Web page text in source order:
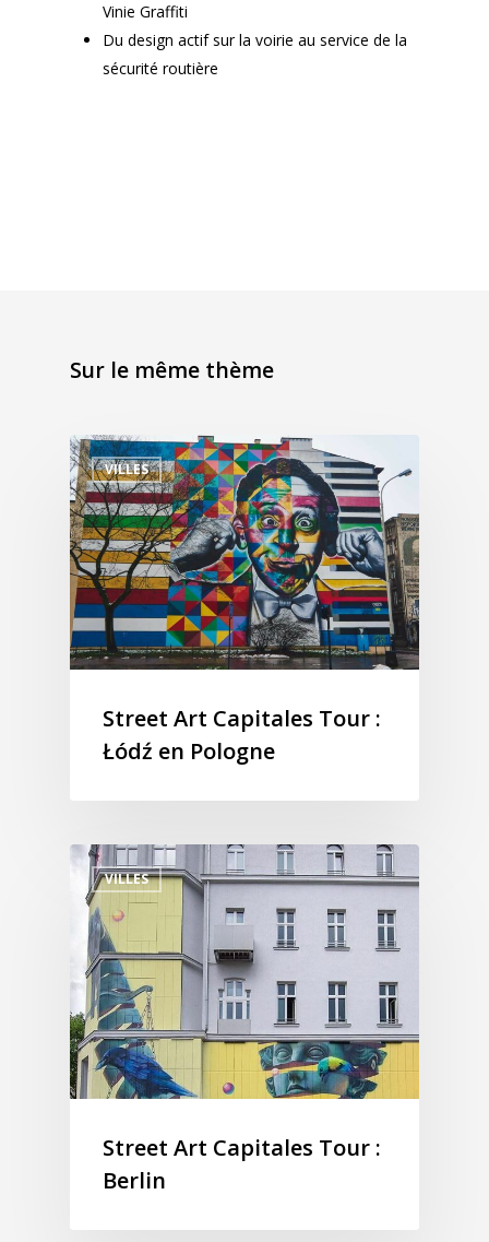
Vinie Graffiti
Du design actif sur la voirie au service de la
sécurité routière
Sur le même thème
VILLES
Street Art Capitales Tour :
Łódź en Pologne
VILLES
Street Art Capitales Tour :
Berlin